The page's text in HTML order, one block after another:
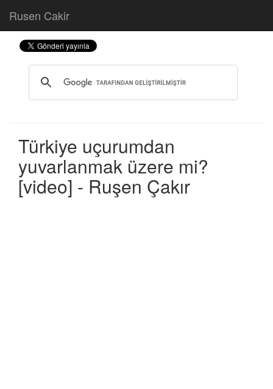
Rusen Cakir
Türkiye uçurumdan
yuvarlanmak üzere mi?
[video] - Ruşen Çakır